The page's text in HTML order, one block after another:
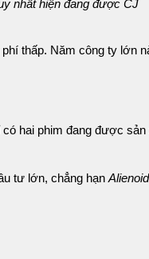
nhất hiện đang được CJ
thấp. Năm công ty lớn
hai phim đang được
tư lớn, chẳng hạn